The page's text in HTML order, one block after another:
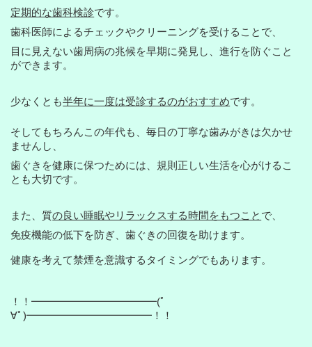
定期的な歯科検診です。
歯科医師によるチェックやクリーニングを受けることで、
目に見えない歯周病の兆候を早期に発見し、進行を防ぐこと
ができます。
少なくとも半年に一度は受診するのがおすすめです。
そしてもちろんこの年代も、毎日の丁寧な歯みがきは欠かせ
ませんし、
歯ぐきを健康に保つためには、規則正しい生活を心がけるこ
とも大切です。
また、質の良い睡眠やリラックスする時間をもつこと で、
免疫機能の低下を防ぎ、歯ぐきの回復を助けます。
健康を考えて禁煙を意識するタイミングでもあります。
！！━━━━━━━━━━━━(ﾟ
∀ﾟ)━━━━━━━━━━━━！！